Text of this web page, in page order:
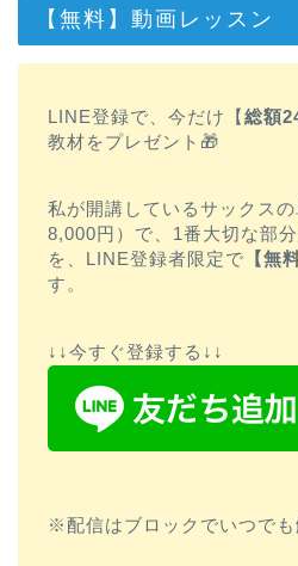
【無料】動画レッスン
LINE登録で、今だけ【総額
教材をプレゼント🎁
私が開講しているサックス
8,000円）で、1番大切な部
を、LINE登録者限定で 【無
す。
↓↓今すぐ登録する↓↓
※配信はブロックでいつでも